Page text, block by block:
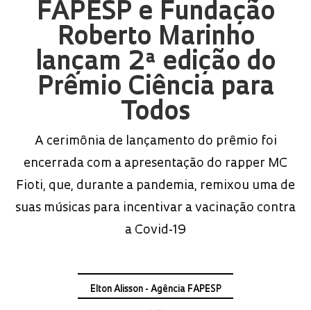
FAPESP e Fundação
Roberto Marinho
lançam 2ª edição do
Prêmio Ciência para
Todos
A cerimônia de lançamento do prêmio foi
encerrada com a apresentação do rapper MC
Fioti, que, durante a pandemia, remixou uma de
suas músicas para incentivar a vacinação contra
a Covid-19
Elton Alisson - Agência FAPESP